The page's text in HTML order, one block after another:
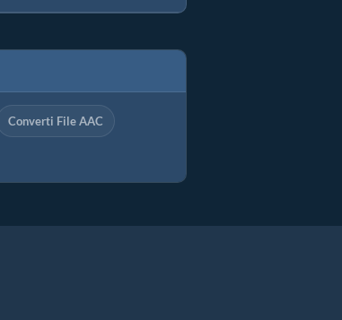
Converti File AAC